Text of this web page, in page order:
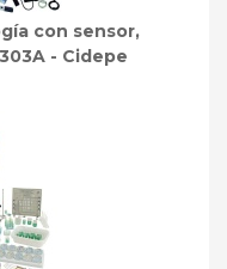
con sensor,
- Cidepe